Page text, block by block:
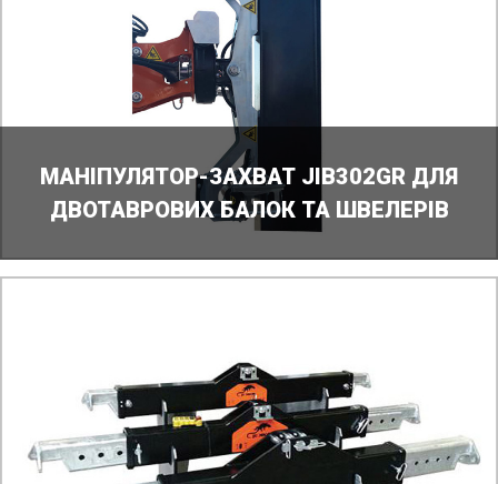
МАНІПУЛЯТОР-ЗАХВАТ JIB302GR ДЛЯ
ДВОТАВРОВИХ БАЛОК ТА ШВЕЛЕРІВ